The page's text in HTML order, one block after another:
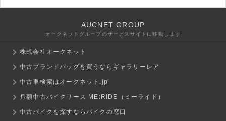
AUCNET GROUP
オークネットグループのサービスサイトに移動します
株式会社オークネット
中古ブランドバッグを買うならギャラリーレア
中古車検索はオークネット.jp
月額中古バイクリース ME:RIDE（ミーライド）
中古バイクを探すならバイクの窓口